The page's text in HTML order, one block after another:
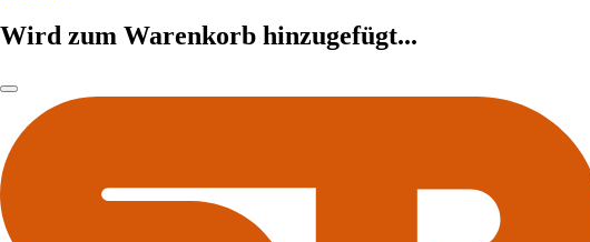
Wird zum Warenkorb hinzugefügt...